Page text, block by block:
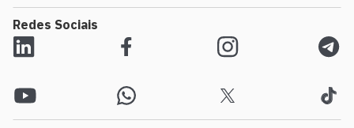
Redes Sociais